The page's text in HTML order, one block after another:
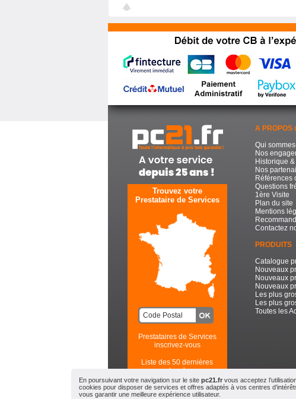
En poursuivant votre navigation sur le sitepc21.fr vous acceptez
cookies pour disposer de services et offres adaptés à vos centres
vous garantir une meilleure expérience utilisateur.
Trouvez votre
Prestataire de Services
Prestataires de Services
inscrivez-vous
Liste des 50 dernières
recherches
A PROPOS
Qui
Nos
Historique
Nos
Références
Questions
1ère Visite
Plan du site
Mentions
Contactez
PRODUITS
Catalogue
Nouveaux
Nouveaux
Nouveaux
Les plus
Les plus
Toutes les
PC21.FR - Toute l'Informatique à